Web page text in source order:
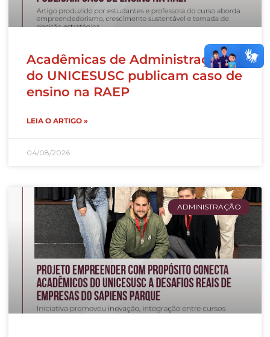
Acadêmicas de Administração
do UNICESUSC publicam caso de
ensino na RAEP
LEIA O ARTIGO »
04/08/2026
ADMINISTRAÇÃO